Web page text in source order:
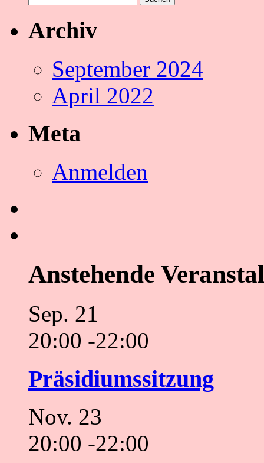
nach:
Archiv
September 2024
April 2022
Meta
Anmelden
Anstehende
Sep. 21
20:00 -22:00
Präsidiumssitzung
Nov. 23
20:00 -22:00